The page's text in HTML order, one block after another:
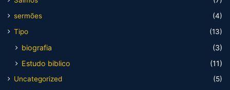
sermões
(4)
Tipo
(13)
biografia
(3)
Estudo biblico
(11)
Uncategorized
(5)